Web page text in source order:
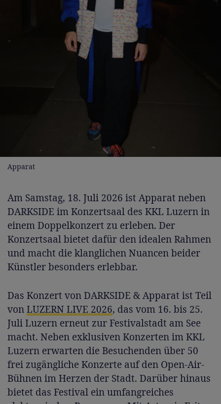
Apparat
Am Samstag, 18. Juli 2026 ist Apparat neben
DARKSIDE im Konzertsaal des KKL Luzern in
einem Doppelkonzert zu erleben. Der
Konzertsaal bietet dafür den idealen Rahmen
und macht die klanglichen Nuancen beider
Künstler besonders erlebbar.
Das Konzert von DARKSIDE & Apparat ist Teil
vonLUZERN LIVE 2026, das vom 16. bis 25.
Juli Luzern erneut zur Festivalstadt am See
macht. Neben exklusiven Konzerten im KKL
Luzern erwarten die Besuchenden über 50
frei zugängliche Konzerte auf den Open-Air-
Bühnen im Herzen der Stadt. Darüber hinaus
bietet das Festival ein umfangreiches